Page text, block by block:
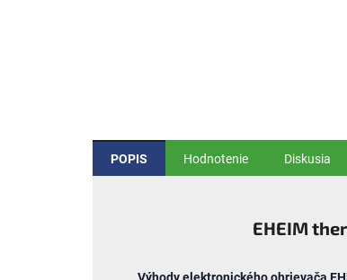
POPIS Hodnotenie Diskusia
EHEIM